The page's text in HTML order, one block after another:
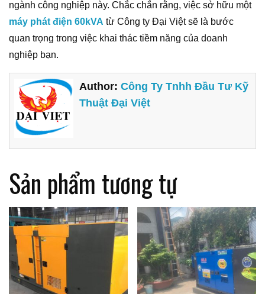
ngành công nghiệp này. Chắc chắn rằng, việc sở hữu một
máy phát điện 60kVA từ Công ty Đại Việt sẽ là bước
quan trọng trong việc khai thác tiềm năng của doanh
nghiệp bạn.
Author:Công Ty Tnhh Đầu Tư Kỹ
Thuật Đại Việt
Sản phẩm tương tự